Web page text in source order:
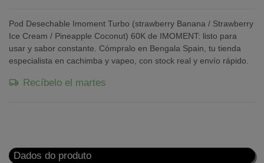
Pod Desechable Imoment Turbo (strawberry Banana / Strawberry
Ice Cream / Pineapple Coconut) 60K de IMOMENT: listo para
usar y sabor constante. Cómpralo en Bengala Spain, tu tienda
especialista en cachimba y vapeo, con stock real y envío rápido.
Recíbelo el martes
Dados do produto